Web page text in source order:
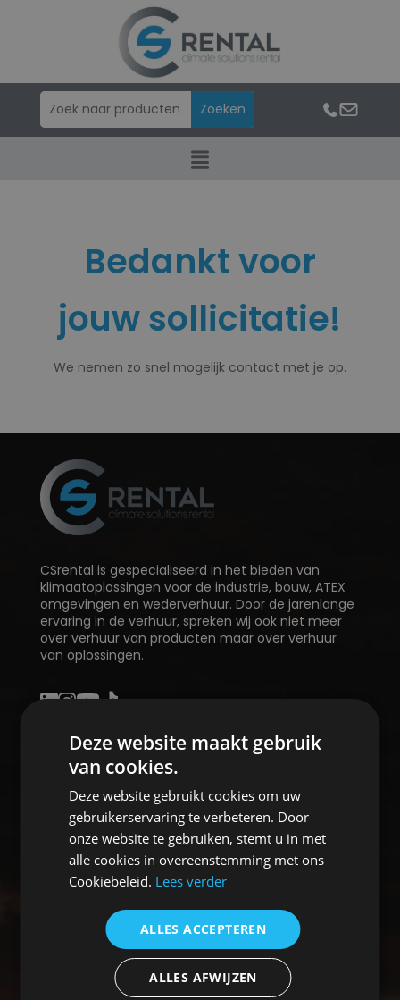
Bedankt voor
jouw sollicitatie!
We nemen zo snel mogelijk contact met je op.
CSrental is gespecialiseerd in het bieden van
klimaatoplossingen voor de industrie, bouw, ATEX
omgevingen en wederverhuur. Door de jarenlange
ervaring in de verhuur, spreken wij ook niet meer
over verhuur van producten maar over verhuur
van oplossingen.
HOME
PRODUCTEN
ADVIES OP MAAT
STORING
VENTILATOR
PROCESKOELING
ADSORPTIE LUCHTONTVOCHTIGER
Deze website maakt gebruik
van cookies.
Deze website gebruikt cookies om uw
gebruikerservaring te verbeteren. Door
onze website te gebruiken, stemt u in met
alle cookies in overeenstemming met ons
Cookiebeleid. Lees verder
ALLES ACCEPTEREN
ALLES AFWIJZEN